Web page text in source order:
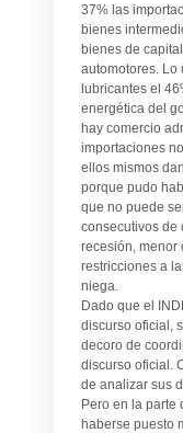
37% las
bienes
bienes de
automotores. Lo
lubricantes el
energética del
hay comercio
importaciones
ellos mismos
porque pudo
que no puede
consecutivos de
recesión, menor
restricciones a
niega.
Dado que el
discurso oficial,
decoro de
discurso oficial.
de analizar sus
Pero en la parte
haberse puesto